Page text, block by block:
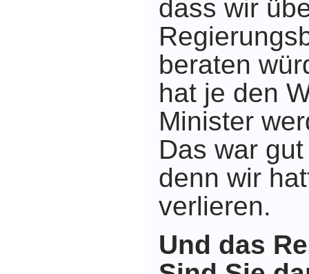
dass wir
beraten
hat je den
Minister
Das war
denn wir
verlieren.
Und das